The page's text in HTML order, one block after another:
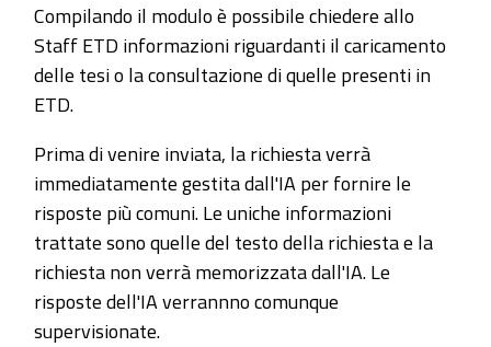
Compilando il modulo è possibile chiedere allo
Staff ETD informazioni riguardanti il caricamento
delle tesi o la consultazione di quelle presenti in
ETD.
Prima di venire inviata, la richiesta verrà
immediatamente gestita dall'IA per fornire le
risposte più comuni. Le uniche informazioni
trattate sono quelle del testo della richiesta e la
richiesta non verrà memorizzata dall'IA. Le
risposte dell'IA verrannno comunque
supervisionate.